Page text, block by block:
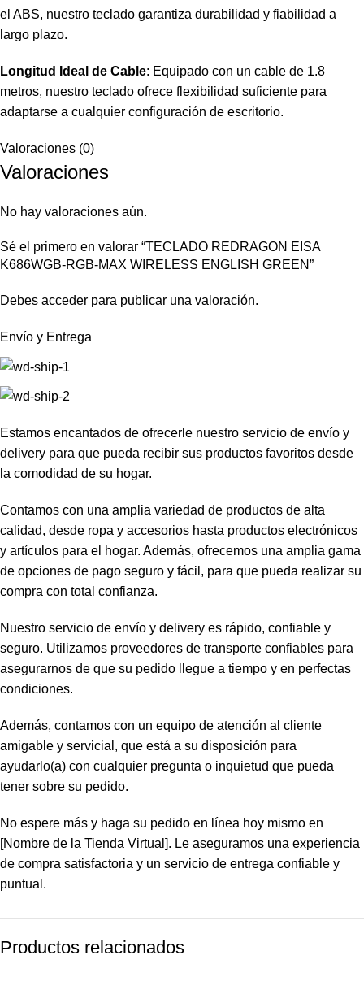
el ABS, nuestro teclado garantiza durabilidad y fiabilidad a
largo plazo.
Longitud Ideal de Cable: Equipado con un cable de 1.8
metros, nuestro teclado ofrece flexibilidad suficiente para
adaptarse a cualquier configuración de escritorio.
Valoraciones (0)
Valoraciones
No hay valoraciones aún.
Sé el primero en valorar “TECLADO REDRAGON EISA
K686WGB-RGB-MAX WIRELESS ENGLISH GREEN”
Debes acceder para publicar una valoración.
Envío y Entrega
Estamos encantados de ofrecerle nuestro servicio de envío y
delivery para que pueda recibir sus productos favoritos desde
la comodidad de su hogar.
Contamos con una amplia variedad de productos de alta
calidad, desde ropa y accesorios hasta productos electrónicos
y artículos para el hogar. Además, ofrecemos una amplia gama
de opciones de pago seguro y fácil, para que pueda realizar su
compra con total confianza.
Nuestro servicio de envío y delivery es rápido, confiable y
seguro. Utilizamos proveedores de transporte confiables para
asegurarnos de que su pedido llegue a tiempo y en perfectas
condiciones.
Además, contamos con un equipo de atención al cliente
amigable y servicial, que está a su disposición para
ayudarlo(a) con cualquier pregunta o inquietud que pueda
tener sobre su pedido.
No espere más y haga su pedido en línea hoy mismo en
[Nombre de la Tienda Virtual]. Le aseguramos una experiencia
de compra satisfactoria y un servicio de entrega confiable y
puntual.
Productos relacionados